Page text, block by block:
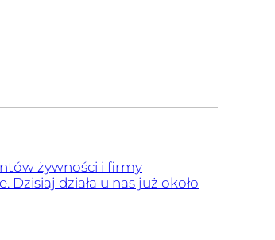
żywności i firmy
działa u nas już około